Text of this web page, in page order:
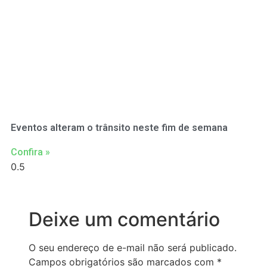
Eventos alteram o trânsito neste fim de semana
Confira »
Deixe um comentário
O seu endereço de e-mail não será publicado.
Campos obrigatórios são marcados com *